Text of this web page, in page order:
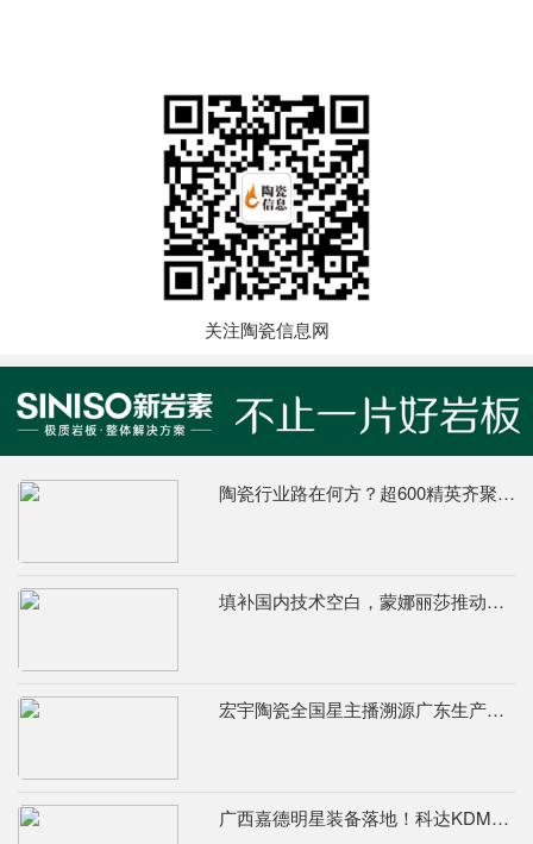
关注陶瓷信息网
陶瓷行业路在何方？超600精英齐聚陶业年度思想盛会，樊纲、何乾、龙建刚献智破局
填补国内技术空白，蒙娜丽莎推动国际标准落地本地国标
宏宇陶瓷全国星主播溯源广东生产基地，进阶ROI长效变现新路径
广西嘉德明星装备落地！科达KDM526连续球磨系统实力出圈